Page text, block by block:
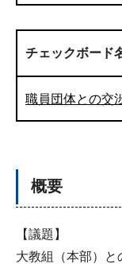
チェックボード
職員団体との交
概要
【議題】
大教組（本部）と